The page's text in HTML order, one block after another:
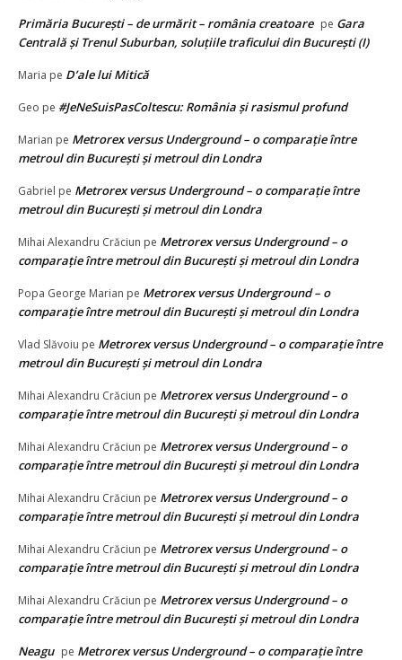
Primăria București – de urmărit – românia creatoare pe Gara
Centrală și Trenul Suburban, soluțiile traficului din București (I)
Maria pe D’ale lui Mitică
Geo pe #JeNeSuisPasColtescu: România și rasismul profund
Marian pe Metrorex versus Underground – o comparație între
metroul din București și metroul din Londra
Gabriel pe Metrorex versus Underground – o comparație între
metroul din București și metroul din Londra
Mihai Alexandru Crăciun pe Metrorex versus Underground – o
comparație între metroul din București și metroul din Londra
Popa George Marian pe Metrorex versus Underground – o
comparație între metroul din București și metroul din Londra
Vlad Slăvoiu pe Metrorex versus Underground – o comparație între
metroul din București și metroul din Londra
Mihai Alexandru Crăciun pe Metrorex versus Underground – o
comparație între metroul din București și metroul din Londra
Mihai Alexandru Crăciun pe Metrorex versus Underground – o
comparație între metroul din București și metroul din Londra
Mihai Alexandru Crăciun pe Metrorex versus Underground – o
comparație între metroul din București și metroul din Londra
Mihai Alexandru Crăciun pe Metrorex versus Underground – o
comparație între metroul din București și metroul din Londra
Mihai Alexandru Crăciun pe Metrorex versus Underground – o
comparație între metroul din București și metroul din Londra
Neagu pe Metrorex versus Underground – o comparație între